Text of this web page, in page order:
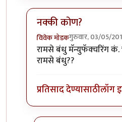
नक्की कोण?
विवेक मोडकगुरुवार, 03/05/
In reply toरामसे बंधु.by
रामसे बंधु मॅन्युफॅक्चरिंग कं.
रामसे बंधु??
प्रतिसाद देण्यासाठीलॉग